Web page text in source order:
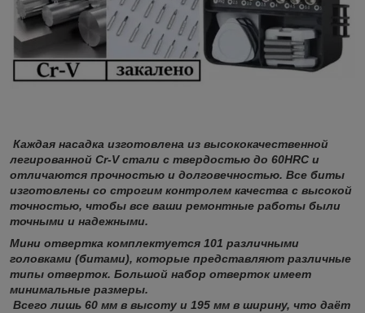
Каждая насадка изготовлена из высококачественной
легированной Cr-V стали с твердостью до 60HRC и
отличаются прочностью и долговечностью. Все биты
изготовлены со строгим контролем качества с высокой
точностью, чтобы все ваши ремонтные работы были
точными и надежными.
Мини отвертка комплектуется 101 различными
головками (битами), которые представляют различные
типы отверток. Большой набор отверток имеет
минимальные размеры.
Всего лишь 60 мм в высоту и 195 мм в ширину, что даёт